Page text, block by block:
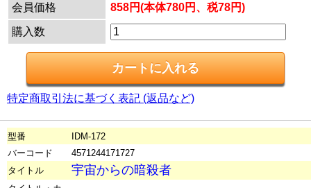
会員価格
858円(本体780円、税78円)
購入数
特定商取引法に基づく表記 (返品など)
型番
IDM-172
バーコード
4571244171727
タイトル
宇宙からの暗殺者